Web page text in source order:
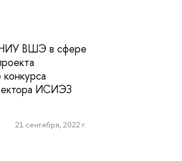
НИУ ВШЭ в сфере
ИСИЭЗ
21 сентября, 2022 г.